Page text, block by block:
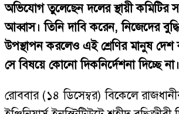
অভিযোগ তুলেছেন দলের স্থায়ী কমিটির
আব্বাস। তিনি দাবি করেন, নিজেদের
উপস্থাপন করলেও এই শ্রেণির মানুষ
সে বিষয়ে কোনো দিকনির্দেশনা দিচ্ছে না।
রোববার (১৪ ডিসেম্বর) বিকেলে